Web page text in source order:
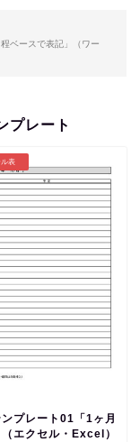
ベースで表記」（ワー
プレート
表
プレート01「1ヶ月
エクセル・Excel）